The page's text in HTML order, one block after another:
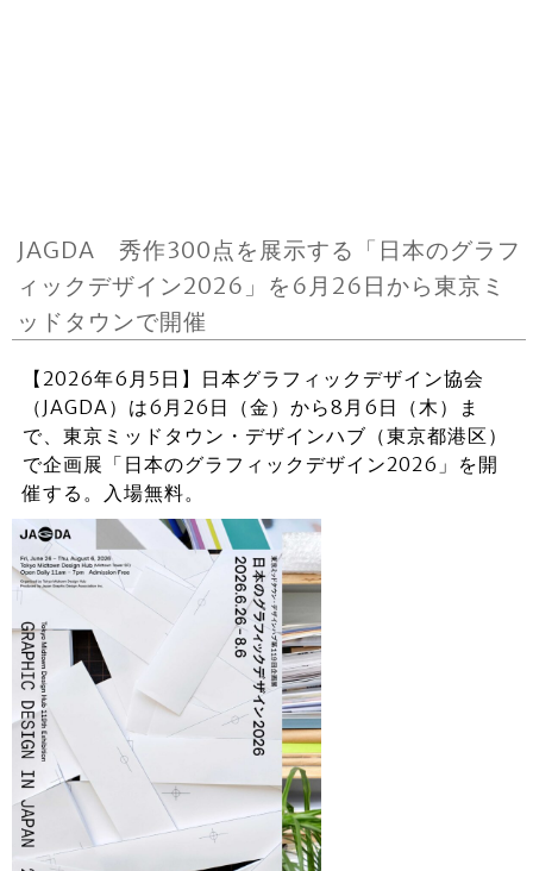
JAGDA 秀作300点を展示する「日本のグラフ
ィックデザイン2026」を6月26日から東京ミ
ッドタウンで開催
【2026年6月5日】日本グラフィックデザイン協会
（JAGDA）は6月26日（金）から8月6日（木）ま
で、東京ミッドタウン・デザインハブ（東京都港区）
で企画展「日本のグラフィックデザイン2026」を開
催する。入場無料。